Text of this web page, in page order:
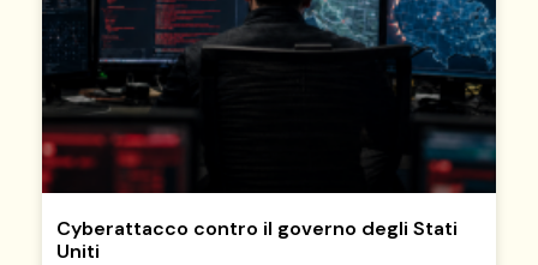
Cyberattacco contro il governo degli Stati
Uniti